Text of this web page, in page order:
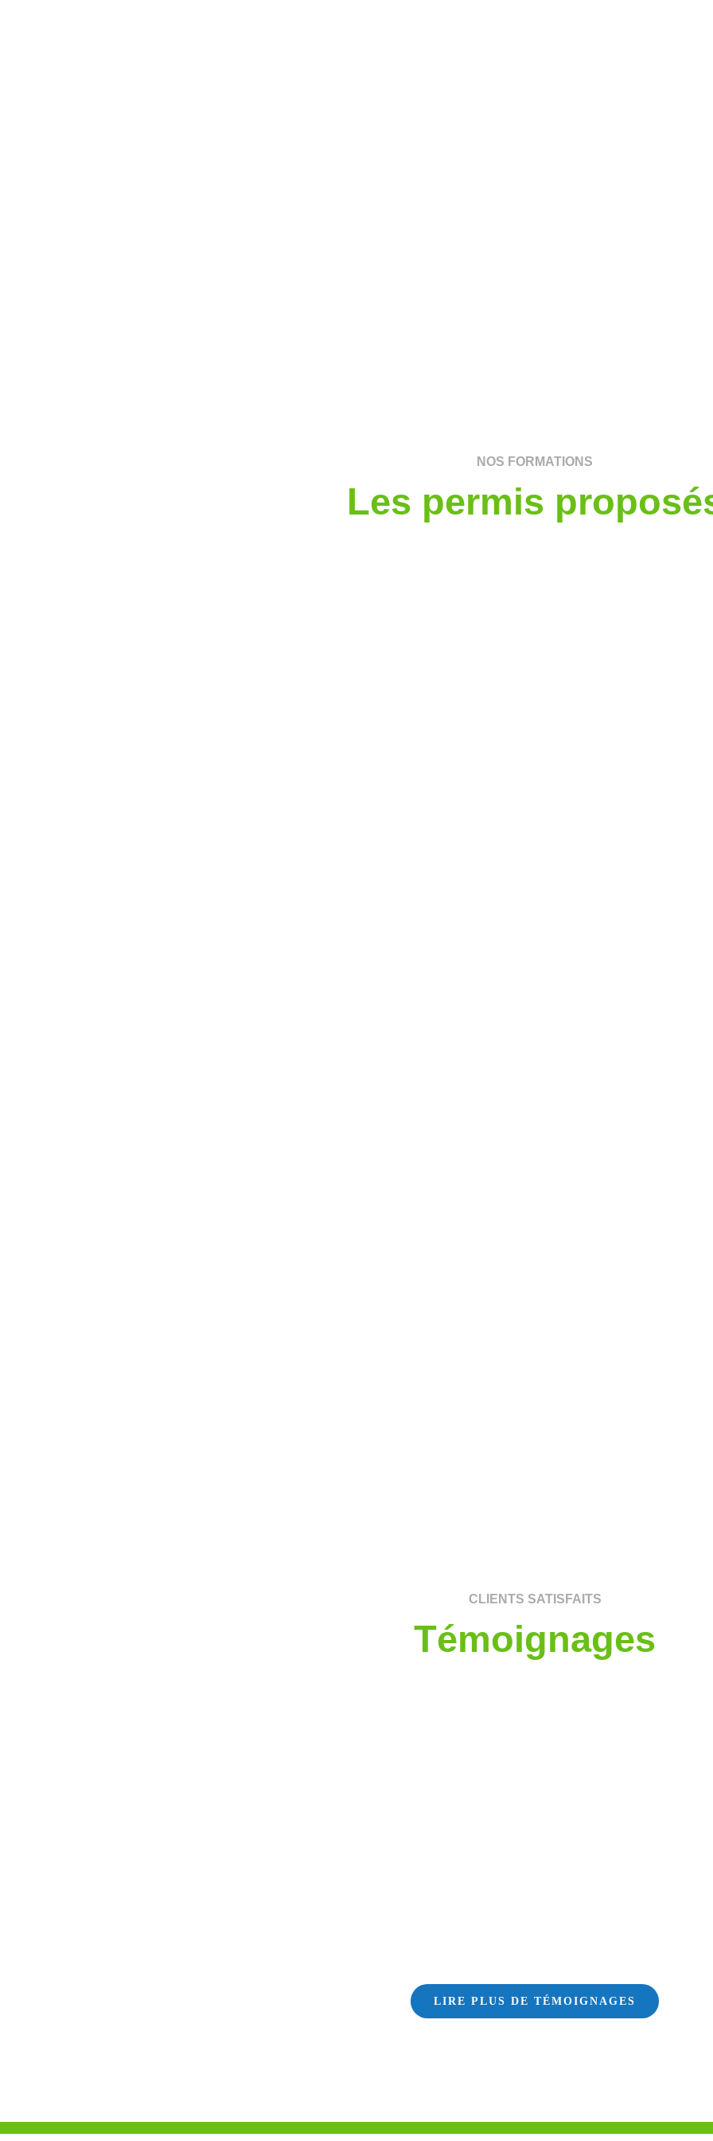
NOS FORMATIONS
Les permis
CLIENTS SATISFAITS
Témoignages
LIRE PLUS DE TÉMOIGNAGES